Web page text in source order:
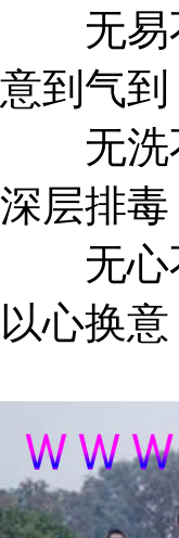
无易不
意到气到
无洗不
深层排毒
无心不
以心换意